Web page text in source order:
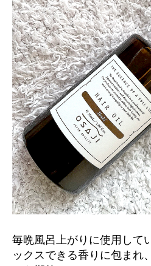
毎晩風呂上がりに使用して
ックスできる香りに包まれ